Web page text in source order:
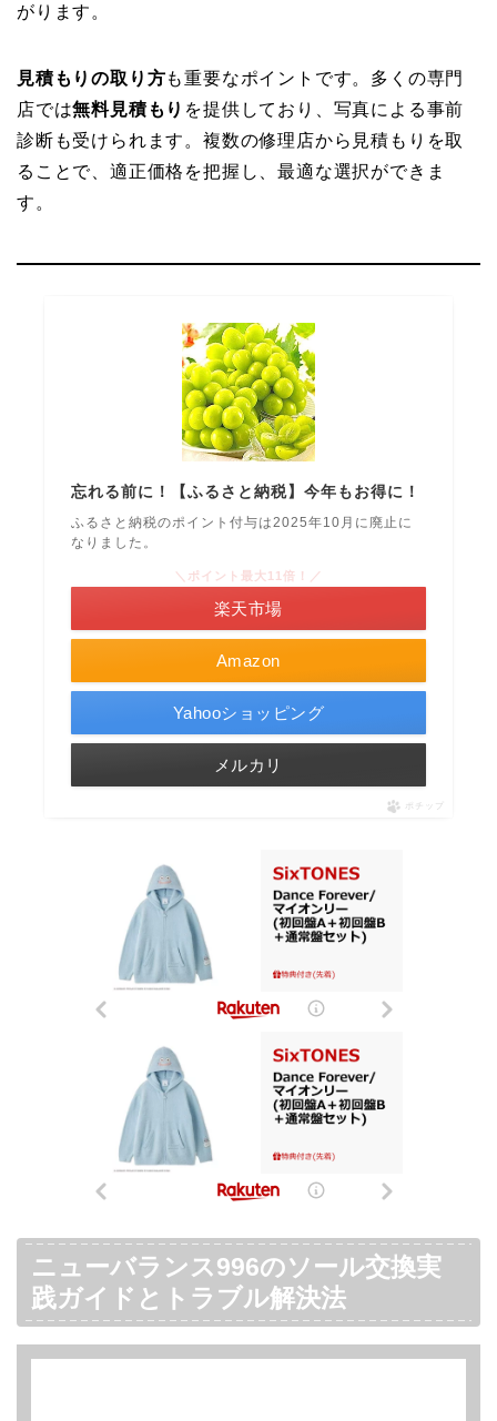
がります。
見積もりの取り方も重要なポイントです。多くの専門
店では無料見積もり を提供しており、写真による事前
診断も受けられます。複数の修理店から見積もりを取
ることで、適正価格を把握し、最適な選択ができま
す。
忘れる前に！【ふるさと納税】今年もお得に！
ふるさと納税のポイント付与は2025年10月に廃止に
なりました。
Amazon
＼ポイント最大11倍！／
楽天市場
Yahooショッピング
メルカリ
ポチップ
ニューバランス996のソール交換実
践ガイドとトラブル解決法